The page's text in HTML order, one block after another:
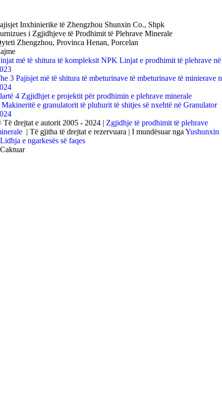
Inxhinierike të Zhengzhou Shunxin Co., Shpk
i Zgjidhjeve të Prodhimit të Plehrave Minerale
Zhengzhou, Provinca Henan, Porcelan
më të shitura të kompleksit NPK Linjat e prodhimit të plehrave në
3 Pajisjet më të shitura të mbeturinave të mbeturinave të minierave
4 Zgjidhjet e projektit për prodhimin e plehrave minerale
Makineritë e granulatorit të pluhurit të shitjes së nxehtë në Granulator
Të drejtat e autorit 2005 - 2024 | Zgjidhje të prodhimit të plehrave
| Të gjitha të drejtat e rezervuara | I mundësuar ngaYushunxin
Lidhja e ngarkesës së faqes
Caktuar